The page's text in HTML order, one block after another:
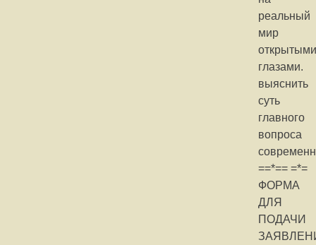
реальный
мир
глазами.
выяснить
суть
главного
вопроса
==*== =*=
ФОРМА
ДЛЯ
ПОДАЧИ